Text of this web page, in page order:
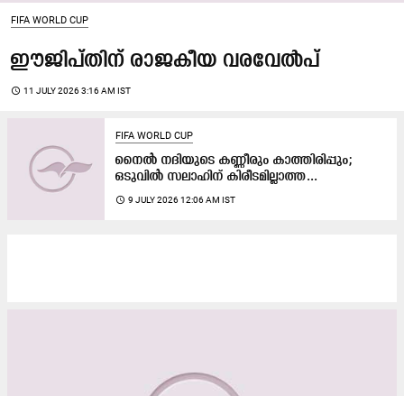
FIFA WORLD CUP
ഈ​ജി​പ്തി​ന് രാ​ജ​കീ​യ വ​ര​വേ​ൽ​പ്
access_time 11 JULY 2026 3:16 AM IST
FIFA WORLD CUP
നൈൽ നദിയുടെ കണ്ണീരും കാത്തിരിപ്പും;
ഒടുവിൽ സലാഹിന് കിരീടമില്ലാത്ത...
access_time 9 JULY 2026 12:06 AM IST